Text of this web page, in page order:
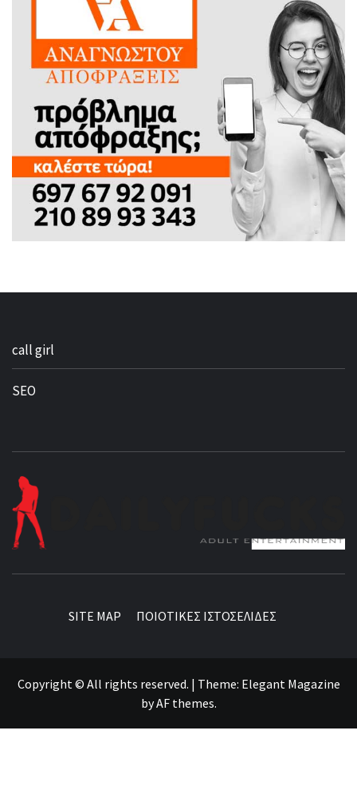
call girl
SEO
SITE MAP ΠΟΙΟΤΙΚΕΣ ΙΣΤΟΣΕΛΙΔΕΣ
Copyright © All rights reserved. | Theme: Elegant Magazine
byAF themes.